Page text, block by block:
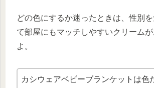
どの色にするか迷ったときは、性別を
て部屋にもマッチしやすいクリーム
よ。
カシウェアベビーブランケットは色